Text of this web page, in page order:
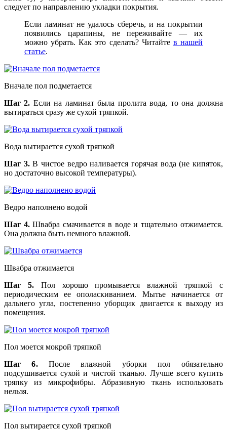
следует по направлению укладки покрытия.
Если ламинат не удалось сберечь, и на покрытии
появились царапины, не переживайте — их
можно убрать. Как это сделать? Читайте в нашей
статье.
Вначале пол подметается
Шаг 2. Если на ламинат была пролита вода, то она должна
вытираться сразу же сухой тряпкой.
Вода вытирается сухой тряпкой
Шаг 3.В чистое ведро наливается горячая вода (не кипяток,
но достаточно высокой температуры).
Ведро наполнено водой
Шаг 4.Швабра смачивается в воде и тщательно отжимается.
Она должна быть немного влажной.
Швабра отжимается
Шаг 5.Пол хорошо промывается влажной тряпкой с
периодическим ее ополаскиванием. Мытье начинается от
дальнего угла, постепенно уборщик двигается к выходу из
помещения.
Пол моется мокрой тряпкой
Шаг 6.После влажной уборки пол обязательно
подсушивается сухой и чистой тканью. Лучше всего купить
тряпку из микрофибры. Абразивную ткань использовать
нельзя.
Пол вытирается сухой тряпкой